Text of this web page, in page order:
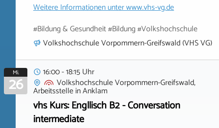
Weitere Informationen unterwww.vhs-vg.de
#Bildung & Gesundheit #Bildung #Volkshochschule
Volkshochschule Vorpommern-Greifswald (VHS VG)
Mi.
26
16:00 - 18:15 Uhr
Volkshochschule Vorpommern-Greifswald,
ArbeitsstelleinAnklam
vhs Kurs: Engllisch B2 - Conversation
intermediate